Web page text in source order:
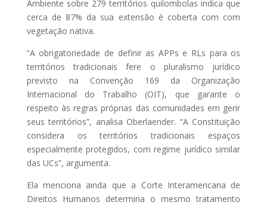
Ambiente sobre 279 territórios quilombolas indica que
cerca de 87% da sua extensão é coberta com com
vegetação nativa.
“A obrigatoriedade de definir as APPs e RLs para os
territórios tradicionais fere o pluralismo jurídico
previsto na Convenção 169 da Organização
Internacional do Trabalho (OIT), que garante o
respeito às regras próprias das comunidades em gerir
seus territórios”, analisa Oberlaender. “A Constituição
considera os territórios tradicionais espaços
especialmente protegidos, com regime jurídico similar
das UCs”, argumenta.
Ela menciona ainda que a Corte Interamericana de
Direitos Humanos determina o mesmo tratamento